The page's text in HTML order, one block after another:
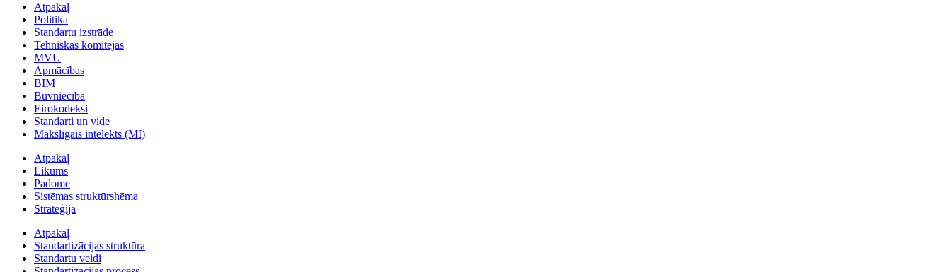
Atpakaļ
Politika
Standartu izstrāde
Tehniskās komitejas
MVU
Apmācības
BIM
Būvniecība
Eirokodeksi
Standarti un vide
Mākslīgais intelekts (MI)
Atpakaļ
Likums
Padome
Sistēmas struktūrshēma
Stratēģija
Atpakaļ
Standartizācijas struktūra
Standartu veidi